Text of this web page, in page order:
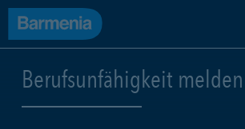
Berufsunfähigkeit melden